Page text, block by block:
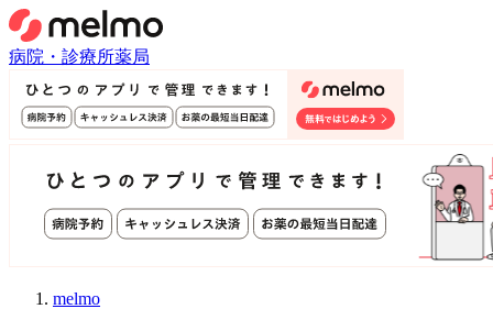
病院・診療所薬局
melmo